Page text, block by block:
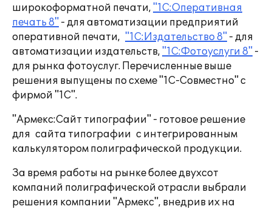
широкоформатной печати, "1С:Оперативная
печать 8" - для автоматизации предприятий
оперативной печати, "1С:Издательство 8" - для
автоматизации издательств, "1С:Фотоуслуги 8" -
для рынка фотоуслуг. Перечисленные выше
решения выпущены по схеме "1С-Совместно" с
фирмой "1С".
"Армекс:Сайт типографии" - готовое решение
для сайта типографии с интегрированным
калькулятором полиграфической продукции.
За время работы на рынке более двухсот
компаний полиграфической отрасли выбрали
решения компании "Армекс", внедрив их на